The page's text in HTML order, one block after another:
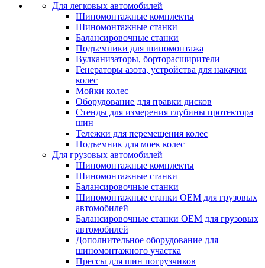
Для легковых автомобилей
Шиномонтажные комплекты
Шиномонтажные станки
Балансировочные станки
Подъемники для шиномонтажа
Вулканизаторы, борторасширители
Генераторы азота, устройства для накачки
колес
Мойки колес
Оборудование для правки дисков
Стенды для измерения глубины протектора
шин
Тележки для перемещения колес
Подъемник для моек колеc
Для грузовых автомобилей
Шиномонтажные комплекты
Шиномонтажные станки
Балансировочные станки
Шиномонтажные станки ОЕМ для грузовых
автомобилей
Балансировочные станки ОЕМ для грузовых
автомобилей
Дополнительное оборудование для
шиномонтажного участка
Прессы для шин погрузчиков